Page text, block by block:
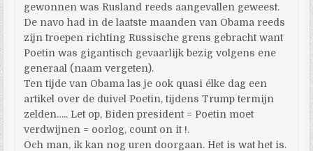
gewonnen was Rusland reeds aangevallen geweest.
De navo had in de laatste maanden van Obama reeds
zijn troepen richting Russische grens gebracht want
Poetin was gigantisch gevaarlijk bezig volgens ene
generaal (naam vergeten).
Ten tijde van Obama las je ook quasi élke dag een
artikel over de duivel Poetin, tijdens Trump termijn
zelden….. Let op, Biden president = Poetin moet
verdwijnen = oorlog, count on it !.
Och man, ik kan nog uren doorgaan. Het is wat het is.